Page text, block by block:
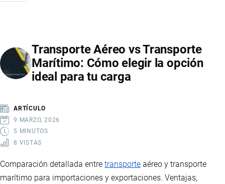
ECUADOR:
IMPORTACIONES,
LOGÍSTICA
EN
UN
MERCADO
Transporte Aéreo vs Transporte
Marítimo: Cómo elegir la opción
ideal para tu carga
ARTÍCULO
9 MARZO, 2026
5 MINUTOS
8 VISTAS
Comparación detallada entre transporte aéreo y transporte
marítimo para importaciones y exportaciones. Ventajas,